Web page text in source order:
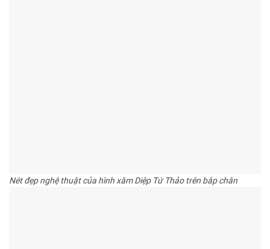
Nét đẹp nghệ thuật của hình xăm Diệp Tứ Thảo trên bắp chân